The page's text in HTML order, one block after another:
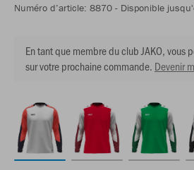
Numéro d’article: 8870 - Disponible
En tant que membre du club JAKO, vous
sur votre prochaine commande. Devenir